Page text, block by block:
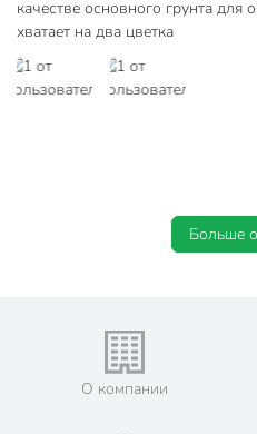
качестве основного грунта для
хватает на два цветка
Больше
О компании